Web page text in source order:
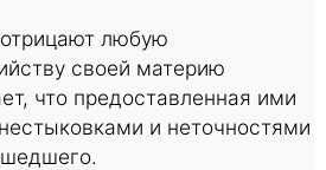
любую
своей материю
что предоставленная ими
и неточностями